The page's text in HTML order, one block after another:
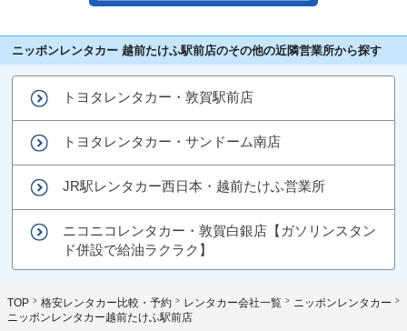
ニッポンレンタカー 越前たけふ駅前店のその他の近隣営業所から探す
トヨタレンタカー・敦賀駅前店
トヨタレンタカー・サンドーム南店
JR駅レンタカー西日本・越前たけふ営業所
ニコニコレンタカー・敦賀白銀店【ガソリンスタン
ド併設で給油ラクラク】
TOP 格安レンタカー比較・予約 レンタカー会社一覧
ニッポンレンタカー
ニッポンレンタカー越前たけふ駅前店